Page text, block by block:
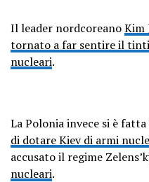
Il leader nordcoreanoKim
tornato a far sentire il
nucleari.
La Polonia invece si è
di dotare Kiev di armi
accusato il regime
nucleari.